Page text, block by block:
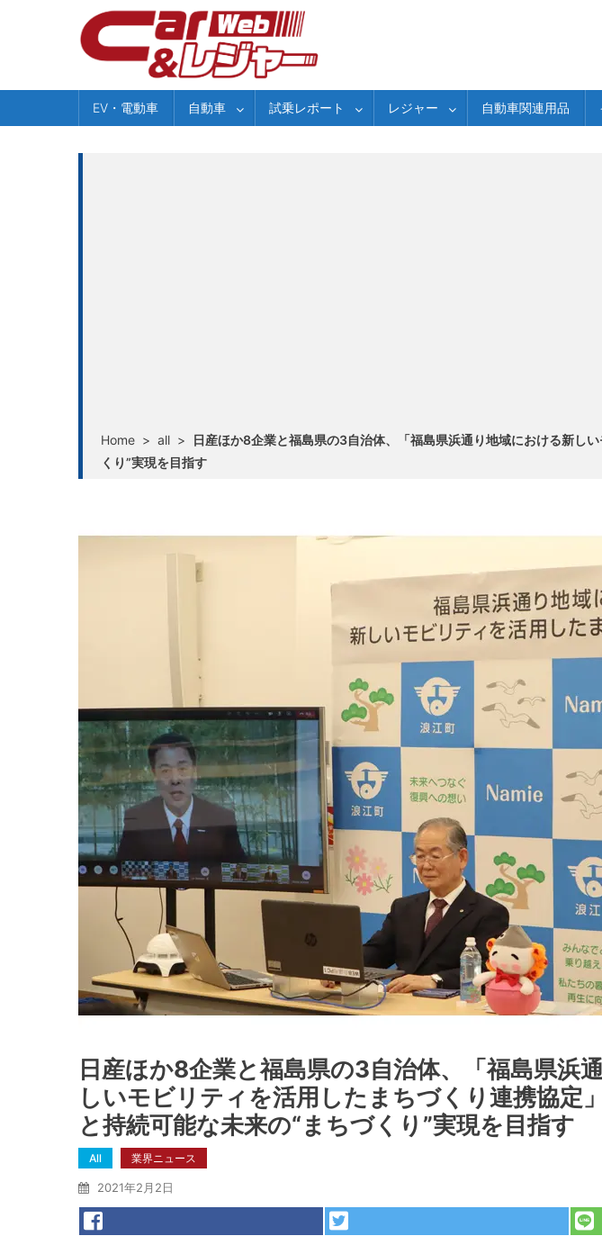
EV・電動車 自動車 試乗レポート レジャー 自動車関連用品
Home > all >
日産ほか8企業と福島県の3自治体、「福島県浜通り地域における新し
くり”実現を目指す
日産ほか8企業と福島県の3自治体、「福島県浜
しいモビリティを活用したまちづくり連携協
と持続可能な未来の“まちづくり”実現を目指す
All 業界ニュース
2021年2月2日